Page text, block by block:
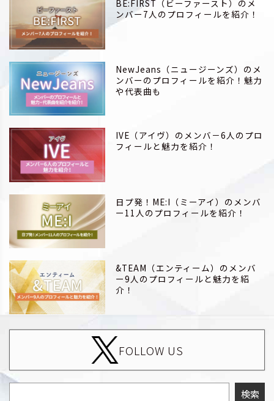
BE:FIRST（ビーファースト）のメ
ンバー7人のプロフィールを紹介！
NewJeans（ニュージーンズ）のメ
ンバーのプロフィールを紹介！魅力
や代表曲も
IVE（アイヴ）のメンバ－6人のプロ
フィールと魅力を紹介！
日プ発！ME:I（ミーアイ）のメンバ
ー11人のプロフィールを紹介！
&TEAM（エンティーム）のメンバ
ー9人のプロフィールと魅力を紹
介！
FOLLOW US
検索